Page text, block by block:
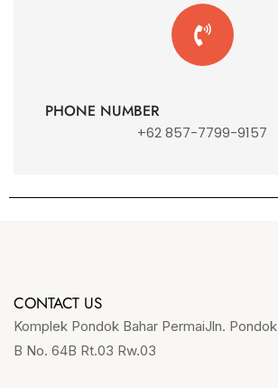
PHONE NUMBER
+62 857-7799-9157
CONTACT US
Komplek Pondok Bahar PermaiJln.
B No. 64B Rt.03 Rw.03